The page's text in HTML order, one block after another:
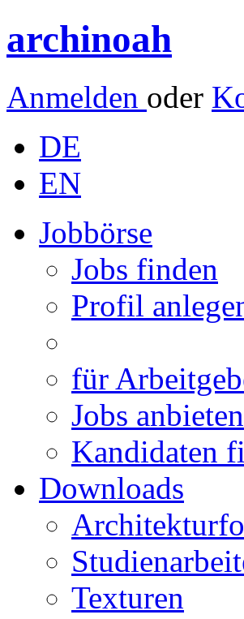
archinoah
Anmelden oder
DE
EN
Jobbörse
Jobs finden
Profil
für
Jobs anbieten
Kandidaten
Downloads
Texturen